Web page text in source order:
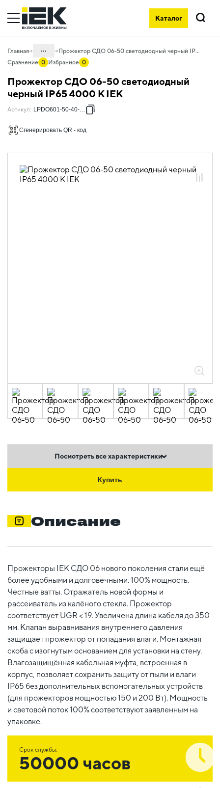
Каталог
Поиск
Главная ...
10. Светотехника
10.05 Уличное и архитектурное
10.05.01 Прожекторы светодиодные
10.05.01.01 Прожекторы СДО-06
Прожектор СДО 06-50 светодиодный черный IP65 4000 K IEK
Сравнение 0 Избранное 0
Прожектор СДО 06-50 светодиодный
черный IP65 4000 K IEK
Артикул: LPDO601-50-40-K02
Сгенерировать QR - код
Посмотреть все характеристики
Купить
Описание
Прожекторы IEK СДО 06 нового поколения стали ещё
более удобными и долговечными. 100% мощность.
Честные ватты. Отражатель новой формы и
рассеиватель из калёного стекла. Прожектор
соответствует UGR < 19. Увеличена длина кабеля до 350
мм. Клапан выравнивания внутреннего давления
защищает прожектор от попадания влаги. Монтажная
скоба с изогнутым основанием для установки на стену.
Влагозащищённая кабельная муфта, встроенная в
корпус, позволяет сохранить защиту от пыли и влаги
IP65 без дополнительных вспомогательных устройств
(для прожекторов мощностью 150 и 200 Вт). Мощность
и световой поток 100% соответствуют заявленным на
упаковке.
Срок службы:
50000 часов